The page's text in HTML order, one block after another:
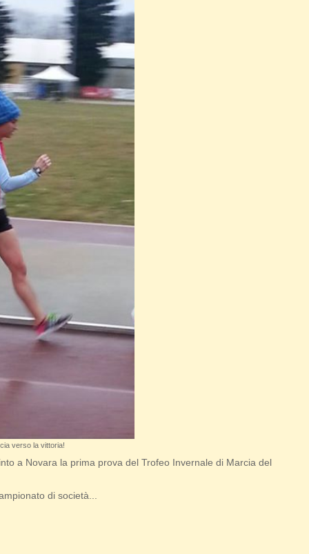
verso la vittoria!
a Novara la prima prova del Trofeo Invernale di Marcia del
di società...